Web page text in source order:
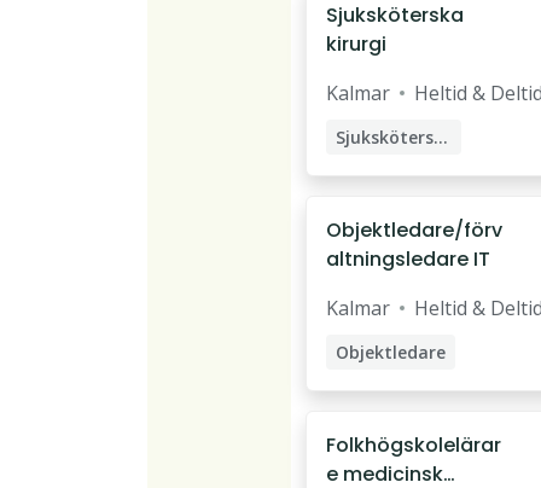
Sjuksköterska
kirurgi
Kalmar Heltid &
Sjuksköterska
Objektledare/förv
altningsledare IT
Kalmar Heltid &
Objektledare
Systemförvaltare
Förvaltningsledare
Folkhögskolelärar
e medicinsk